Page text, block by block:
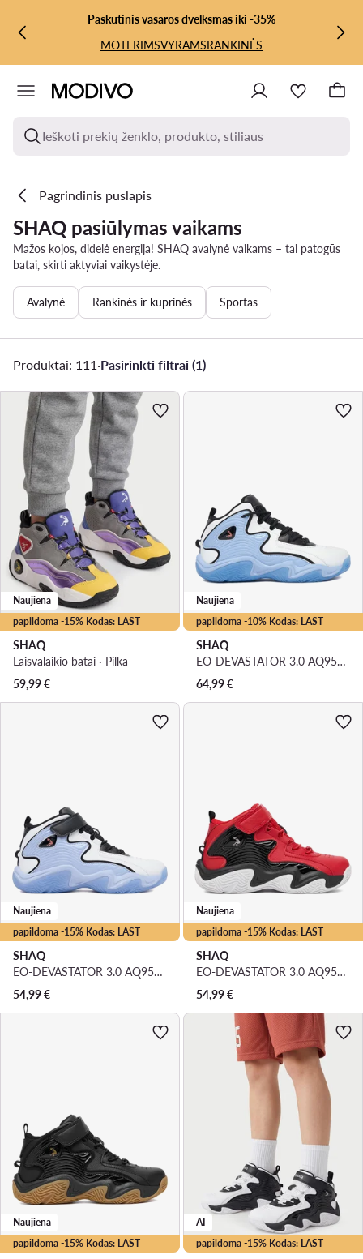
PEREITI PRIE PAGRINDINIO TURINIO
PEREITI Į PAIEŠKĄPaskutinis vasaros dvelksmas iki -35%
MOTERIMSVYRAMSRANKINĖS
Ieškoti prekių ženklo, produkto, stiliaus
Pagrindinis puslapis
SHAQ pasiūlymas vaikams
Mažos kojos, didelė energija! SHAQ avalynė vaikams – tai patogūs
batai, skirti aktyviai vaikystėje.
Avalynė Rankinės ir kuprinės Sportas
Produktai: 111 ·Pasirinkti filtrai (1)
papildoma -15% Kodas: LAST
Naujiena
SHAQ
Laisvalaikio batai · Pilka
59,99€
papildoma -10% Kodas: LAST
Naujiena
SHAQ
EO-DEVASTATOR 3.0 AQ95078B-WL · Krepšinio batai
64,99€
papildoma -15% Kodas: LAST
Naujiena
SHAQ
EO-DEVASTATOR 3.0 AQ95078Y-WLZ · Krepšinio batai
54,99€
papildoma -15% Kodas: LAST
Naujiena
SHAQ
EO-DEVASTATOR 3.0 AQ95078Y-RZ · Krepšinio batai
54,99€
papildoma -15% Kodas: LAST
Naujiena
papildoma -15% Kodas: LAST
AI